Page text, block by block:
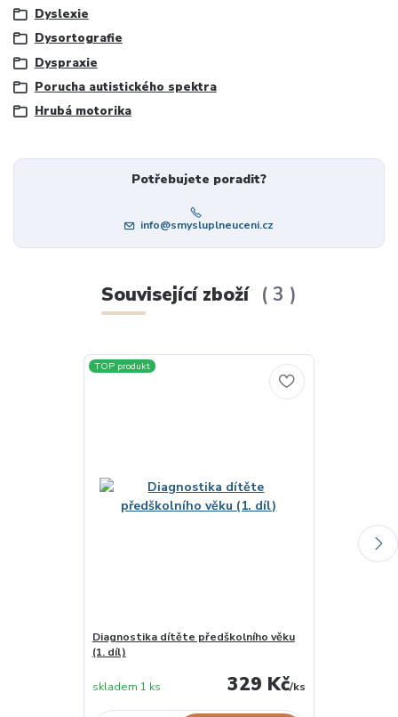
Dyslexie
Dysortografie
Dyspraxie
Porucha autistického spektra
Hrubá motorika
Potřebujete poradit?
info@smysluplneuceni.cz
Související zboží 3
TOP produkt
Diagnostika dítěte předškolního věku
(1. díl)
329 Kč/ks
skladem 1 ks